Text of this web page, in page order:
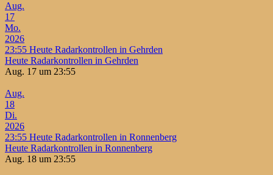
Aug.
17
Mo.
2026
23:55 Heute Radarkontrollen in Gehrden
Heute Radarkontrollen in Gehrden
Aug. 17 um 23:55
Aug.
18
Di.
2026
23:55 Heute Radarkontrollen in Ronnenberg
Heute Radarkontrollen in Ronnenberg
Aug. 18 um 23:55